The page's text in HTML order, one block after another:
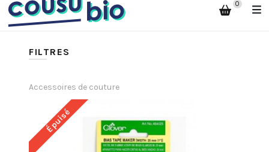
0
FILTRES
Accessoires de couture
Épuisé